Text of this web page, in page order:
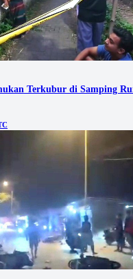
Terkubur di Samping